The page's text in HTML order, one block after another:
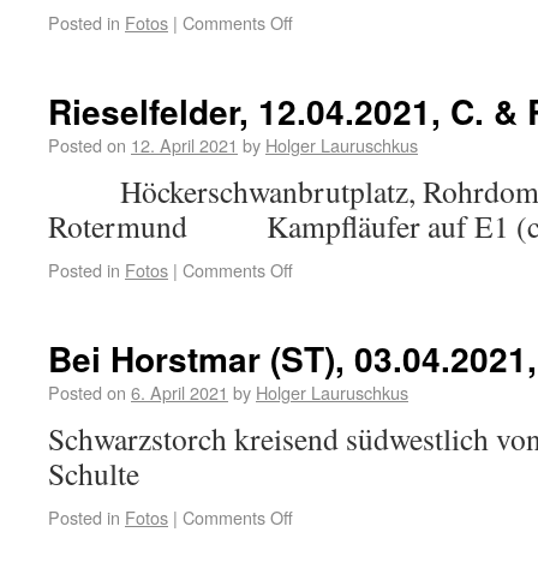
Posted in Fotos | Comments Off
Rieselfelder, 12.04.2021, C. &
Posted on 12. April 2021 by Holger Lauruschkus
Höckerschwanbrutplatz,
Rotermund Kampfläufer auf E1
Posted in Fotos | Comments Off
Bei Horstmar (ST),
Posted on 6. April 2021 by Holger Lauruschkus
Schwarzstorch kreisend südwestlich
Schulte
Posted in Fotos | Comments Off